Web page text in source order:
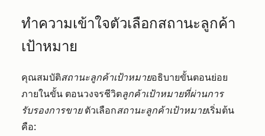
ทำความเข้าใจตัวเลือกสถานะลูกค้า
เป้าหมาย
คุณสมบัติสถานะลูกค้าเป้าหมายอธิบายขั้นตอนย่อย
ภายในขั้น ตอนวงจรชีวิตลูกค้าเป้าหมายที่ผ่านการ
รับรองการขายตัวเลือกสถานะลูกค้าเป้าหมายเริ่มต้น
คือ: